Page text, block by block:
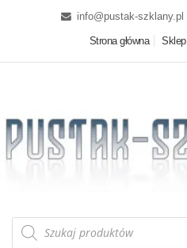
info@pustak-szklany.pl
Strona główna Sklep